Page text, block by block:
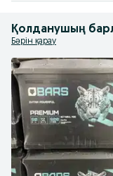
Қолданушың
Бәрін қарау